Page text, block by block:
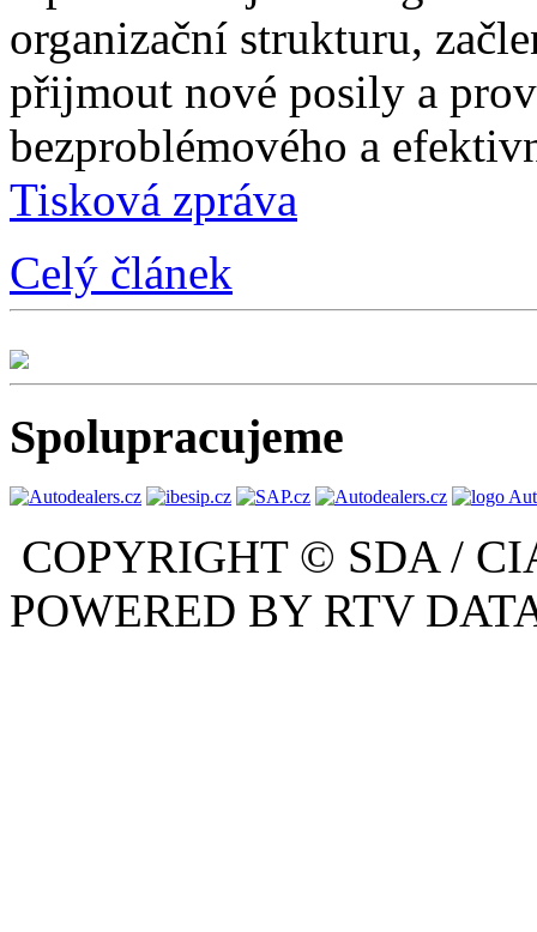
organizační strukturu,
přijmout nové posily a
bezproblémového a
Tisková zpráva
Celý článek
Spolupracujeme
COPYRIGHT © SDA /
POWERED BY RTV